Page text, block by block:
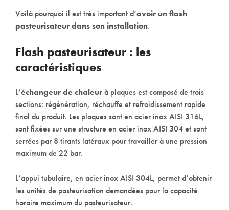
Voilà pourquoi il est très important d’avoir un flash
pasteurisateur dans son installation.
Flash pasteurisateur : les
caractéristiques
L’échangeur de chaleurà plaques est composé de trois
sections: régénération, réchauffe et refroidissement rapide
final du produit. Les plaques sont en acier inox AISI 316L,
sont fixées sur une structure en acier inox AISI 304 et sont
serrées par 8 tirants latéraux pour travailler à une pression
maximum de 22 bar.
L’appui tubulaire, en acier inox AISI 304L, permet d’obtenir
les unités de pasteurisation demandées pour la capacité
horaire maximum du pasteurisateur.